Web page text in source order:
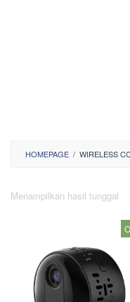
HOMEPAGE / WIRELESS
Menampilkan hasil tunggal